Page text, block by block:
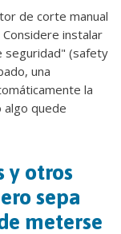
de corte manual
instalar
seguridad" (safety
una
la
algo quede
y otros
sepa
meterse